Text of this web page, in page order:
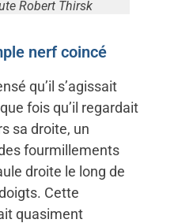
Robert Thirsk
nerf coincé
qu’il s’agissait
fois qu’il regardait
sa droite, un
fourmillements
droite le long de
Cette
quasiment